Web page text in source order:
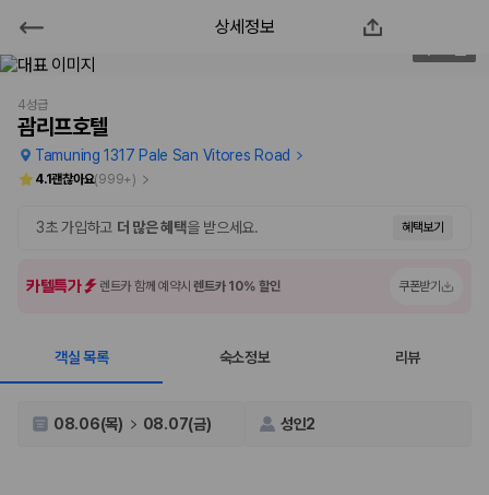
괌리프호텔
2000만 이용고객이 선택한 제주 렌트카 가격비교 플랫폼
제주렌트카 가격비교는 카모아에서 한 번에
제주도 렌트카는 업체마다 차량 가격, 보험 조건, 면책금, 보상 한도, 인수
장소, 취소 규정이 다릅니다. 카모아는 여러 제주 렌트카 업체의 조건을 한
상세정보
4성급
괌리프호텔
Tamuning 1317 Pale San Vitores Road
4.1괜찮아요(999+)
3초 가입하고 더 많은 혜택을 받으세요. 혜택보기
카텔특가 렌트카 함께 예약시렌트카 10% 할인 쿠폰받기
객실 목록 숙소정보 리뷰
08.06(목) 08.07(금) 성인2